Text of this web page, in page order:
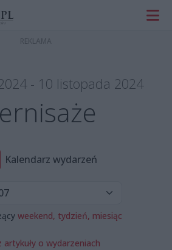
- 10 listopada 2024
Kalendarz wydarzeń
weekend, tydzień, miesiąc
artykuły o wydarzeniach